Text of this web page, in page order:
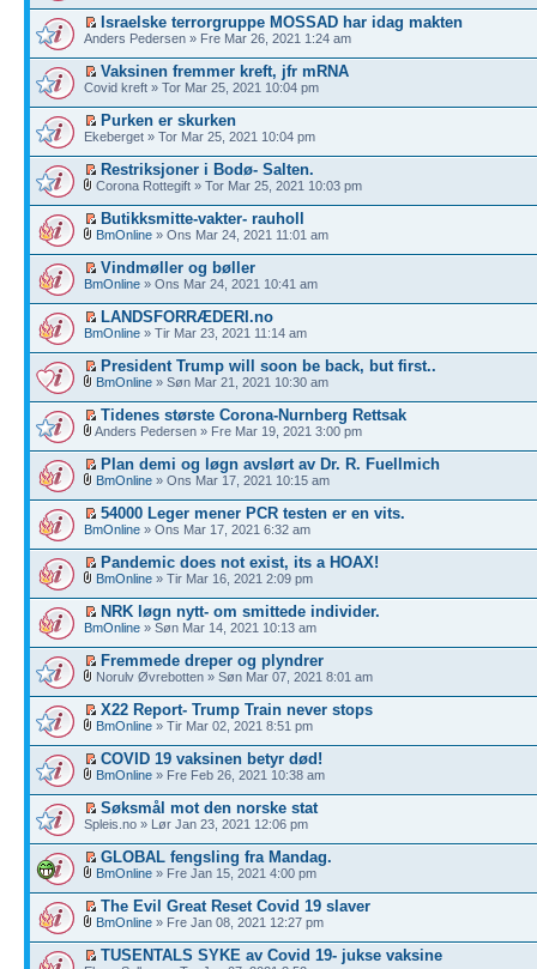
Israelske terrorgruppe MOSSAD har idag makten
Anders Pedersen » Fre Mar 26, 2021 1:24 am
Vaksinen fremmer kreft, jfr mRNA
Covid kreft » Tor Mar 25, 2021 10:04 pm
Purken er skurken
Ekeberget » Tor Mar 25, 2021 10:04 pm
Restriksjoner i Bodø- Salten.
Corona Rottegift » Tor Mar 25, 2021 10:03 pm
Butikksmitte-vakter- rauholl
BmOnline » Ons Mar 24, 2021 11:01 am
Vindmøller og bøller
BmOnline » Ons Mar 24, 2021 10:41 am
LANDSFORRÆDERI.no
BmOnline » Tir Mar 23, 2021 11:14 am
President Trump will soon be back, but first..
BmOnline » Søn Mar 21, 2021 10:30 am
Tidenes største Corona-Nurnberg Rettsak
Anders Pedersen » Fre Mar 19, 2021 3:00 pm
Plan demi og løgn avslørt av Dr. R. Fuellmich
BmOnline » Ons Mar 17, 2021 10:15 am
54000 Leger mener PCR testen er en vits.
BmOnline » Ons Mar 17, 2021 6:32 am
Pandemic does not exist, its a HOAX!
BmOnline » Tir Mar 16, 2021 2:09 pm
NRK løgn nytt- om smittede individer.
BmOnline » Søn Mar 14, 2021 10:13 am
Fremmede dreper og plyndrer
Norulv Øvrebotten » Søn Mar 07, 2021 8:01 am
X22 Report- Trump Train never stops
BmOnline » Tir Mar 02, 2021 8:51 pm
COVID 19 vaksinen betyr død!
BmOnline » Fre Feb 26, 2021 10:38 am
Søksmål mot den norske stat
Spleis.no » Lør Jan 23, 2021 12:06 pm
GLOBAL fengsling fra Mandag.
BmOnline » Fre Jan 15, 2021 4:00 pm
The Evil Great Reset Covid 19 slaver
BmOnline » Fre Jan 08, 2021 12:27 pm
TUSENTALS SYKE av Covid 19- jukse vaksine